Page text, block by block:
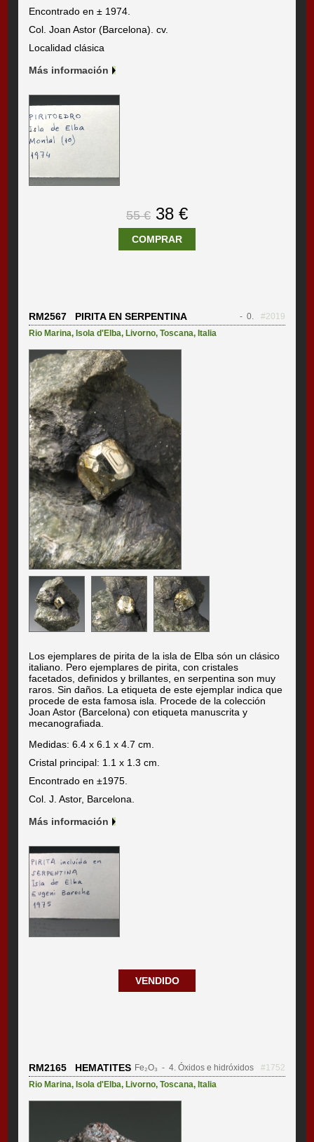
Encontrado en ± 1974.
Col. Joan Astor (Barcelona). cv.
Localidad clásica
Más información
55 € 38 €
COMPRAR
RM2567 PIRITA EN SERPENTINA - 0.
#2019
Rio Marina, Isola d'Elba, Livorno,Toscana, Italia
Los ejemplares de pirita de la isla de Elba són un clásico
italiano. Pero ejemplares de pirita, con cristales
facetados, definidos y brillantes, en serpentina son muy
raros. Sin daños. La etiqueta de este ejemplar indica que
procede de esta famosa isla. Procede de la colección
Joan Astor (Barcelona) con etiqueta manuscrita y
mecanografiada.
Medidas: 6.4 x 6.1 x 4.7 cm.
Cristal principal: 1.1 x 1.3 cm.
Encontrado en ±1975.
Col. J. Astor, Barcelona.
Más información
VENDIDO
RM2165 HEMATITES Fe₂O₃ - 4. Óxidos e hidróxidos
#1752
Rio Marina, Isola d'Elba, Livorno,Toscana, Italia